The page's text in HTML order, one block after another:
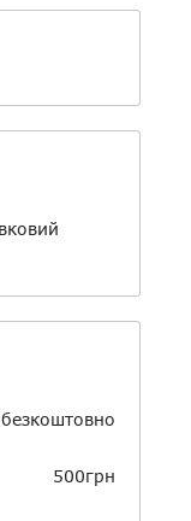
безкоштовно
500грн